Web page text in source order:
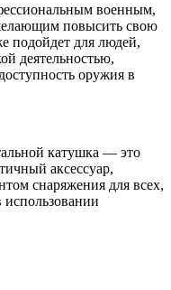
военным,
повысить свою
подойдет для людей,
деятельностью,
оружия в
катушка — это
аксессуар,
снаряжения для всех,
использовании